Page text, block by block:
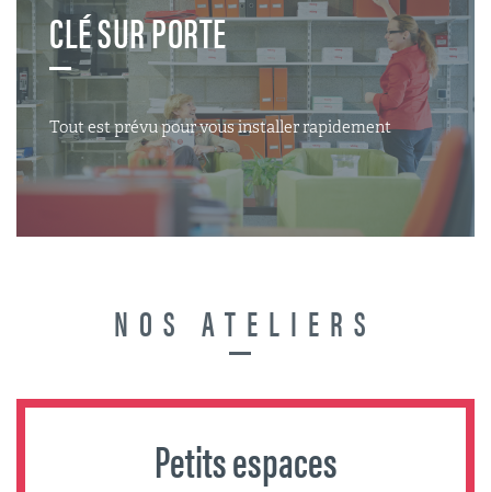
CLÉ SUR PORTE
Tout est prévu pour vous installer rapidement
NOS ATELIERS
Petits espaces